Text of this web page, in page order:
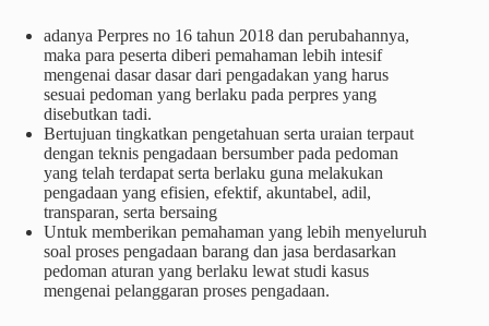
adanya Perpres no 16 tahun 2018 dan perubahannya,
maka para peserta diberi pemahaman lebih intesif
mengenai dasar dasar dari pengadakan yang harus
sesuai pedoman yang berlaku pada perpres yang
disebutkan tadi.
Bertujuan tingkatkan pengetahuan serta uraian terpaut
dengan teknis pengadaan bersumber pada pedoman
yang telah terdapat serta berlaku guna melakukan
pengadaan yang efisien, efektif, akuntabel, adil,
transparan, serta bersaing
Untuk memberikan pemahaman yang lebih menyeluruh
soal proses pengadaan barang dan jasa berdasarkan
pedoman aturan yang berlaku lewat studi kasus
mengenai pelanggaran proses pengadaan.